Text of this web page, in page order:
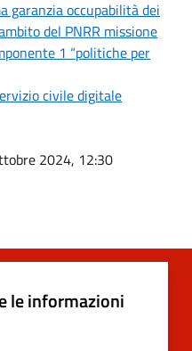
garanzia occupabilità dei
del PNRR missione
1 “politiche per
civile digitale
2024, 12:30
le informazioni